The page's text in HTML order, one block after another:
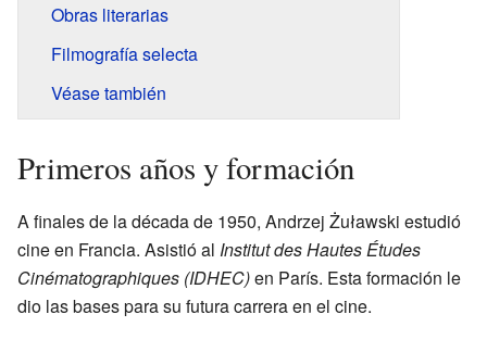
Obras literarias
Filmografía selecta
Véase también
Primeros años y formación
A finales de la década de 1950, Andrzej Żuławski estudió
cine en Francia. Asistió al Institut des Hautes Études
Cinématographiques (IDHEC)en París. Esta formación le
dio las bases para su futura carrera en el cine.